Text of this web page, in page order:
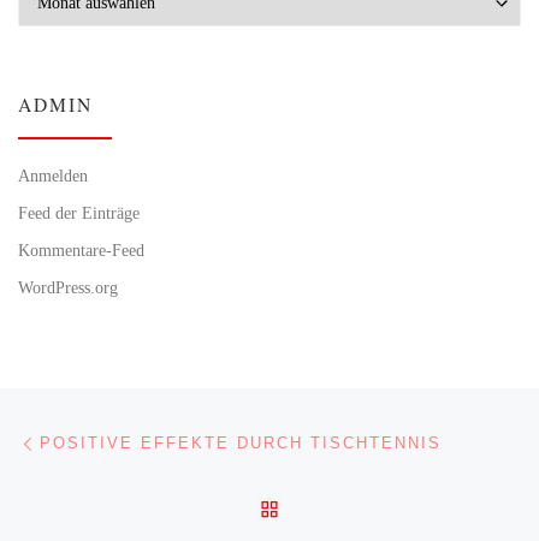
ADMIN
Anmelden
Feed der Einträge
Kommentare-Feed
WordPress.org
Beitragsnavigation
POSITIVE EFFEKTE DURCH TISCHTENNIS